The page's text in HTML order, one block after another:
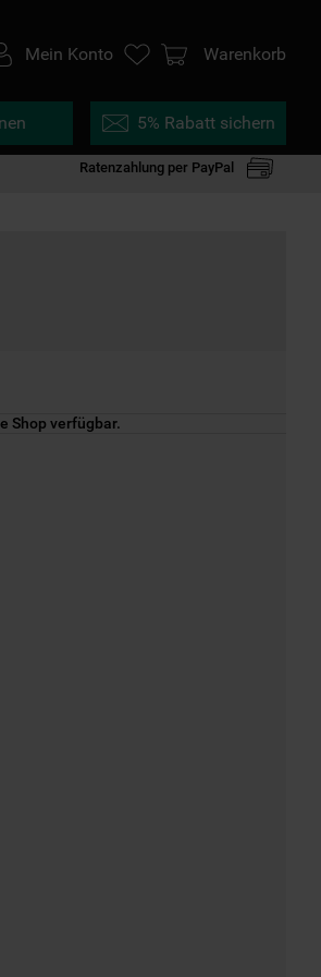
Mein Konto Warenkorb
5% Rabatt sichern
Ratenzahlung per PayPal
Shop verfügbar.